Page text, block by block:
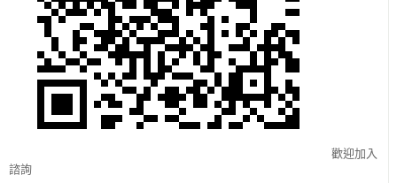
歡迎加入
諮詢